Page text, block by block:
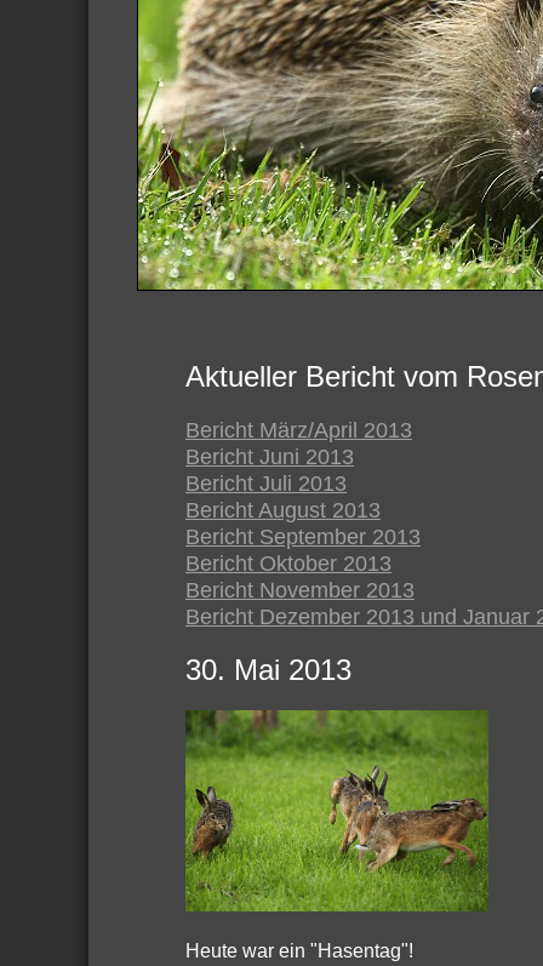
Aktueller Bericht vom
Bericht März/April 2013
Bericht Juni 2013
Bericht Juli 2013
Bericht August 2013
Bericht September 2013
Bericht Oktober 2013
Bericht November 2013
Bericht Dezember 2013 und Januar
30. Mai 2013
Heute war ein "Hasentag"!